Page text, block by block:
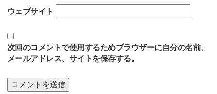
ウェブサイト
次回のコメントで使用するためブラウザーに自分の名前、
メールアドレス、サイトを保存する。